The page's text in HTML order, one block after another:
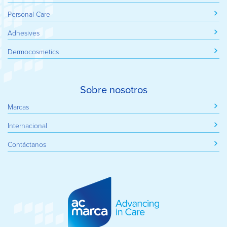
Personal Care
Adhesives
Dermocosmetics
Sobre nosotros
Marcas
Internacional
Contáctanos